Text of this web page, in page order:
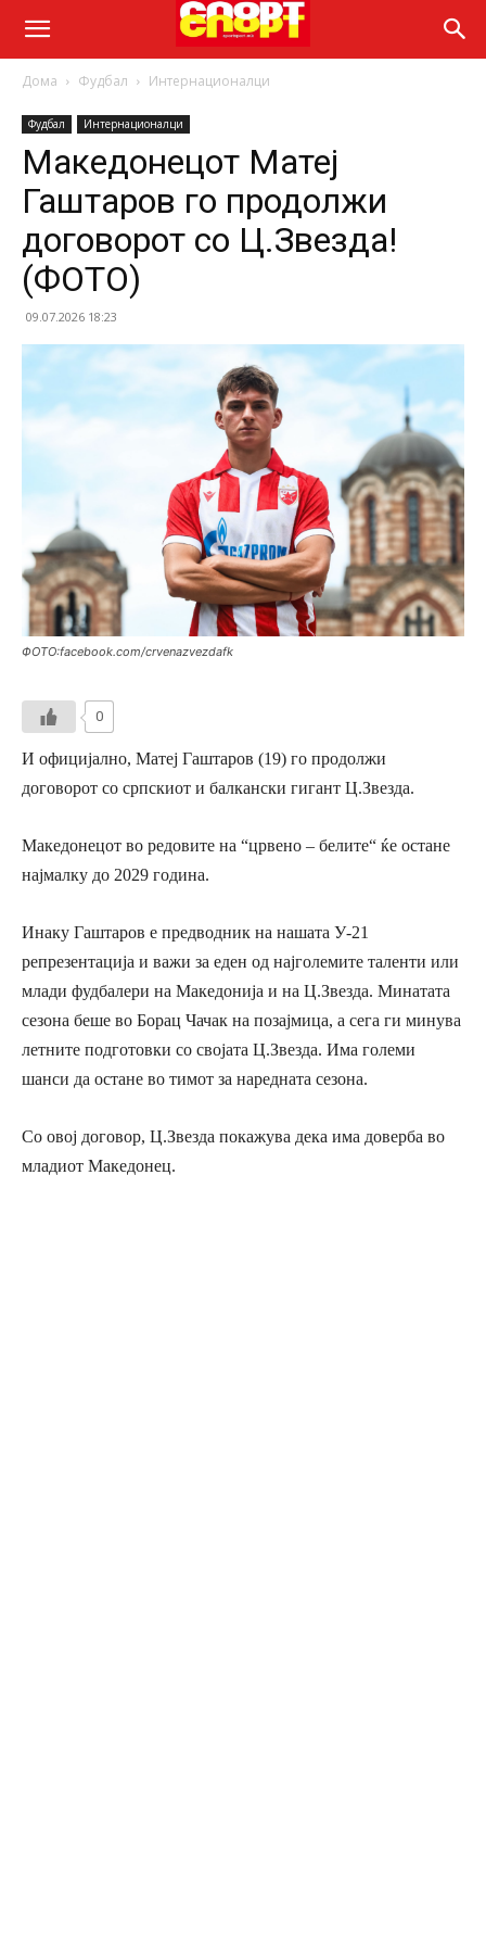
Дома Фудбал Интернационалци
Фудбал Интернационалци
Македонецот Матеј
Гаштаров го продолжи
договорот со Ц.Звезда!
(ФОТО)
09.07.2026 18:23
ФОТО:facebook.com/crvenazvezdafk
0
И официјално, Матеј Гаштаров (19) го продолжи
договорот со српскиот и балкански гигант Ц.Звезда.
Македонецот во редовите на “црвено – белите“ ќе остане
најмалку до 2029 година.
Инаку Гаштаров е предводник на нашата У-21
репрезентација и важи за еден од најголемите таленти или
млади фудбалери на Македонија и на Ц.Звезда. Минатата
сезона беше во Борац Чачак на позајмица, а сега ги минува
летните подготовки со својата Ц.Звезда. Има големи
шанси да остане во тимот за наредната сезона.
Со овој договор, Ц.Звезда покажува дека има доверба во
младиот Македонец.